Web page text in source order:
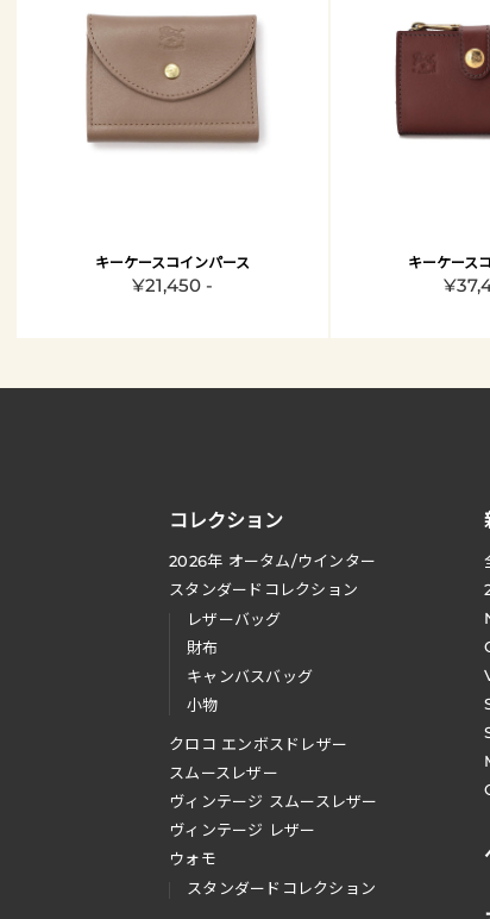
キーケースコインパース
¥21,450 -
キーケース
コレクション
2026年 オータム/ウインター
スタンダードコレクション
レザーバッグ
財布
キャンバスバッグ
小物
クロコ エンボスドレザー
スムースレザー
ヴィンテージ スムースレザー
ヴィンテージ レザー
ウォモ
スタンダードコレクション